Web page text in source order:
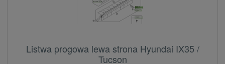
Listwa progowa lewa strona Hyundai IX35 /
Tucson